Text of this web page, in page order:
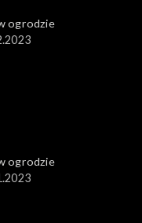
ogrodzie
ogrodzie